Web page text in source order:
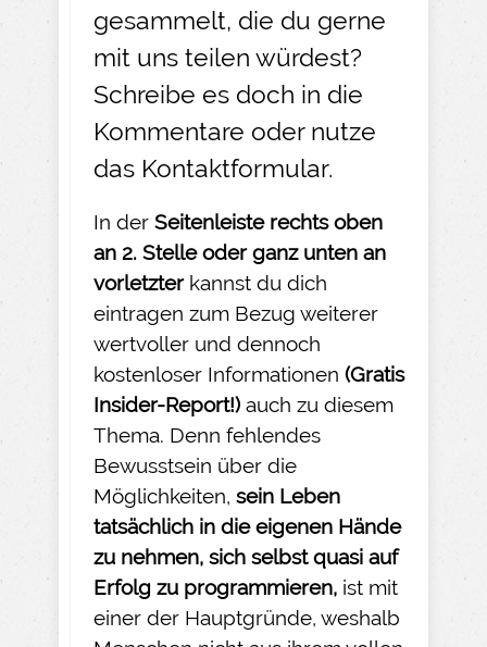
gesammelt, die du gerne
mit uns teilen würdest?
Schreibe es doch in die
Kommentare oder nutze
das Kontaktformular.
In der Seitenleiste rechts oben
an 2. Stelle oder ganz unten an
vorletzter kannst du dich
eintragen zum Bezug weiterer
wertvoller und dennoch
kostenloser Informationen (Gratis
Insider-Report!) auch zu diesem
Thema. Denn fehlendes
Bewusstsein über die
Möglichkeiten, sein Leben
tatsächlich in die eigenen Hände
zu nehmen, sich selbst quasi auf
Erfolg zu programmieren, ist mit
einer der Hauptgründe, weshalb